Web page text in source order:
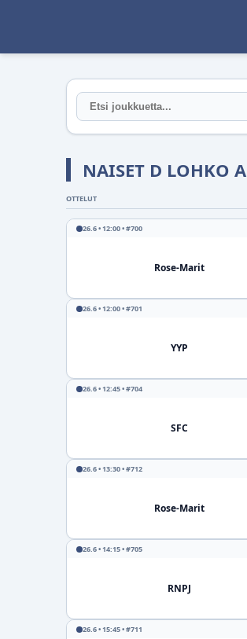
NAISET D LOHKO A
OTTELUT
26.6 • 12:00 • #700
Rose-Marit
26.6 • 12:00 • #701
YYP
26.6 • 12:45 • #704
SFC
26.6 • 13:30 • #712
Rose-Marit
26.6 • 14:15 • #705
RNPJ
26.6 • 15:45 • #711